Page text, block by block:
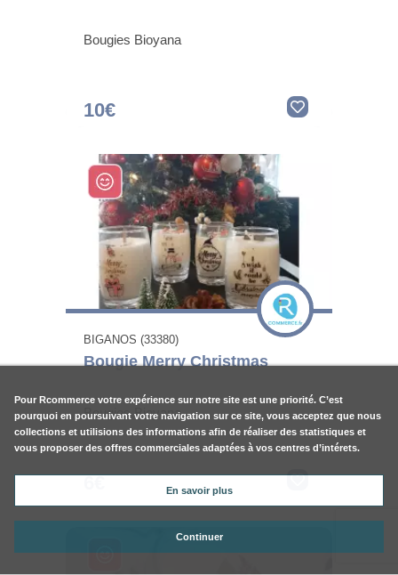
Bougies Bioyana
10€
BIGANOS (33380)
Bougie Merry Christmas
Bougies Bioyana
Pour Rcommerce votre expérience sur notre site est une priorité. C’est
pourquoi en poursuivant votre navigation sur ce site, vous acceptez que nous
collections et utilisions des informations afin de réaliser des statistiques et
vous proposer des offres commerciales adaptées à vos centres d’intérets.
En savoir plus
Continuer